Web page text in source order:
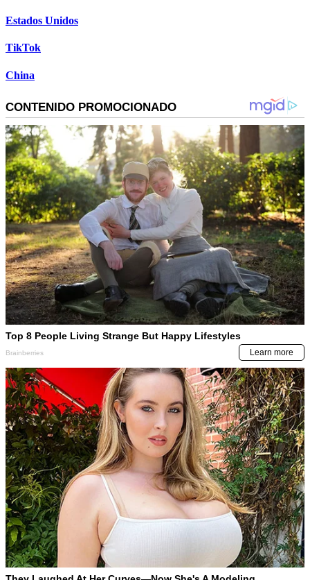
Estados Unidos
TikTok
China